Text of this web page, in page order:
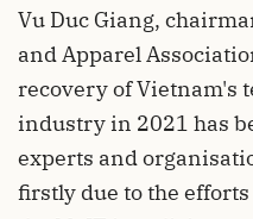
Vu Duc Giang,
and Apparel
recovery of Vietnam's
industry in 2021 has
experts and
firstly due to the